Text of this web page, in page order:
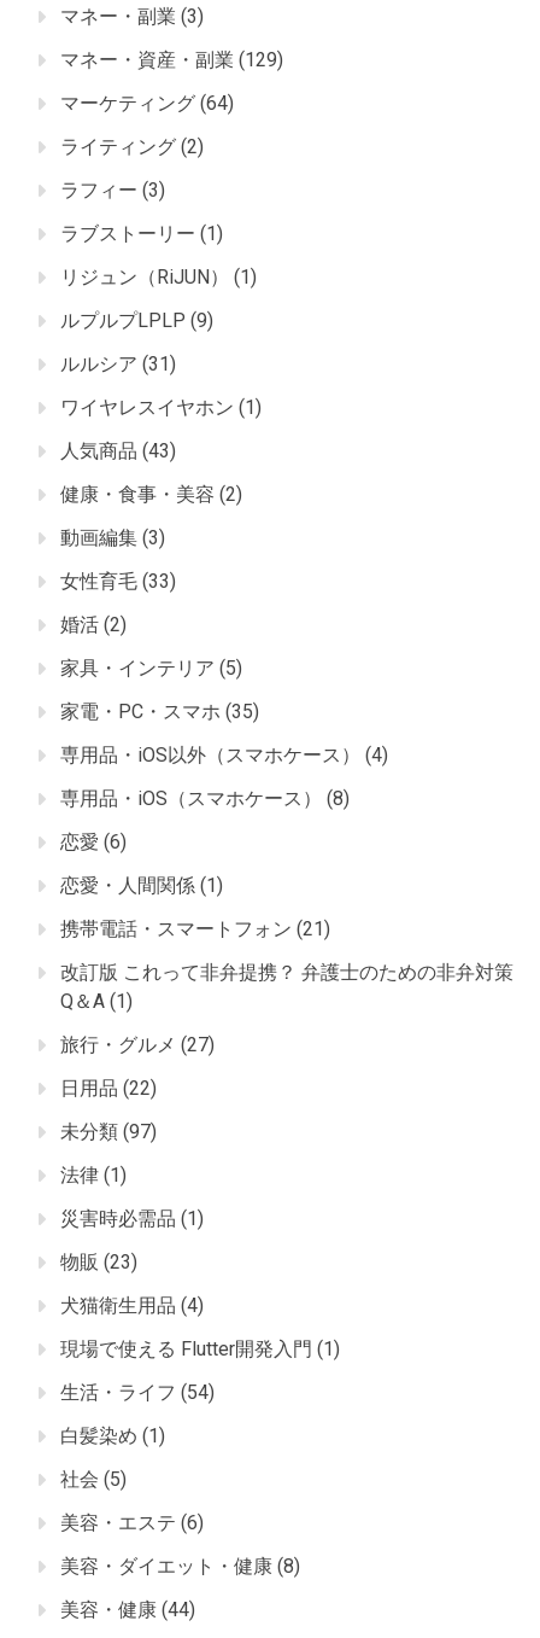
マネー・副業 (3)
マネー・資産・副業 (129)
マーケティング (64)
ライティング (2)
ラフィー (3)
ラブストーリー (1)
リジュン（RiJUN）
(1)
ルプルプLPLP (9)
ルルシア (31)
ワイヤレスイヤホン (1)
人気商品 (43)
健康・食事・美容 (2)
動画編集 (3)
女性育毛 (33)
婚活 (2)
家具・インテリア (5)
家電・PC・スマホ (35)
専用品・iOS以外（スマホケース）
(4)
専用品・iOS（スマホケース）
(8)
恋愛 (6)
恋愛・人間関係 (1)
携帯電話・スマートフォン (21)
改訂版 これって非弁提携？ 弁護士のための非弁対策
Q＆A (1)
旅行・グルメ (27)
日用品 (22)
未分類 (97)
法律 (1)
災害時必需品 (1)
物販 (23)
犬猫衛生用品 (4)
現場で使える Flutter開発入門 (1)
生活・ライフ (54)
白髪染め (1)
社会 (5)
美容・エステ (6)
美容・ダイエット・健康 (8)
美容・健康 (44)